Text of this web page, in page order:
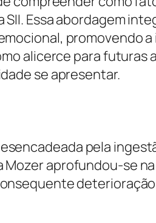
Essa abordagem
promovendo
alicerce para
se apresentar.
pela
aprofundou-se